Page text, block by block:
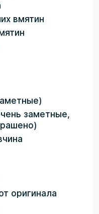
вмятин
заметные,
оригинала